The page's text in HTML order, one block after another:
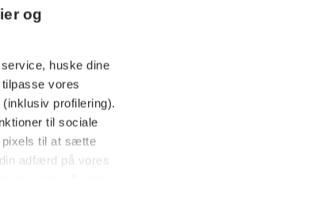
og
huske dine
vores
profilering).
til sociale
pixels til at sætte
adfærd på vores